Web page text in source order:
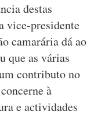
destas
vice-presidente
camarária dá ao
que as várias
contributo no
à
e actividades